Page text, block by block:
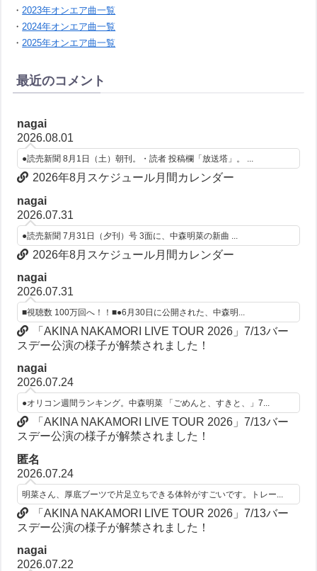
・ 2023年オンエア曲一覧
・ 2024年オンエア曲一覧
・ 2025年オンエア曲一覧
最近のコメント
nagai
2026.08.01
●読売新聞 8月1日（土）朝刊。・読者 投稿欄「放送塔」。 ...
2026年8月スケジュール月間カレンダー
nagai
2026.07.31
●読売新聞 7月31日（夕刊）号 3面に、中森明菜の新曲 ...
2026年8月スケジュール月間カレンダー
nagai
2026.07.31
■視聴数 100万回へ！！■●6月30日に公開された、中森明...
「AKINA NAKAMORI LIVE TOUR 2026」7/13バー
スデー公演の様子が解禁されました！
nagai
2026.07.24
●オリコン週間ランキング。中森明菜 「ごめんと、すきと、」7...
「AKINA NAKAMORI LIVE TOUR 2026」7/13バー
スデー公演の様子が解禁されました！
匿名
2026.07.24
明菜さん、厚底ブーツで片足立ちできる体幹がすごいです。トレー...
「AKINA NAKAMORI LIVE TOUR 2026」7/13バー
スデー公演の様子が解禁されました！
nagai
2026.07.22